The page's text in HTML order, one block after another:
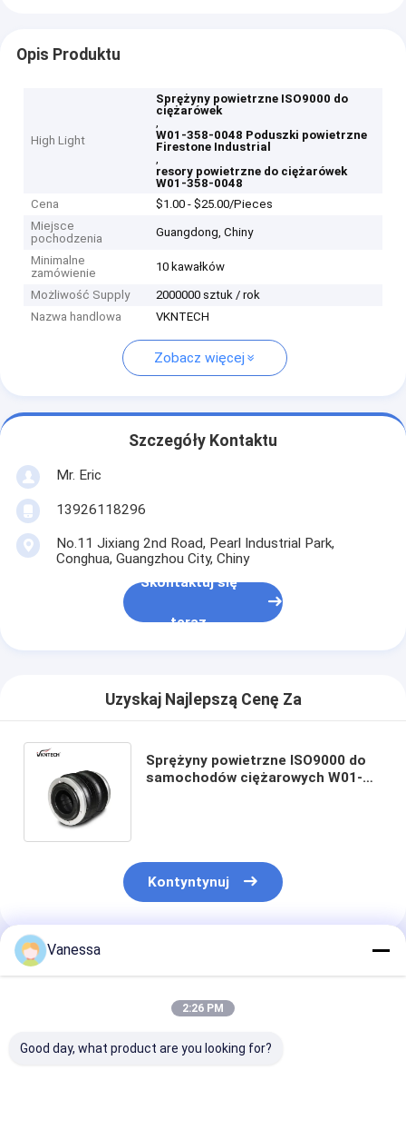
Opis Produktu
High Light
Sprężyny powietrzne ISO9000 do
ciężarówek
,
W01-358-0048 Poduszki powietrzne
Firestone Industrial
,
resory powietrzne do ciężarówek
W01-358-0048
Cena
$1.00 - $25.00/Pieces
Miejsce
pochodzenia
Guangdong, Chiny
Minimalne
zamówienie
10 kawałków
Możliwość Supply
2000000 sztuk / rok
Nazwa handlowa
VKNTECH
Zobacz więcej
Szczegóły Kontaktu
Mr. Eric
13926118296
No.11 Jixiang 2nd Road, Pearl Industrial Park,
Conghua, Guangzhou City, Chiny
Skontaktuj się
teraz
Uzyskaj Najlepszą Cenę Za
Sprężyny powietrzne ISO9000 do
samochodów ciężarowych W01-
Kontyntynuj
Polecane Produkty
Vanessa
2:26 PM
Good day, what product are you looking for?